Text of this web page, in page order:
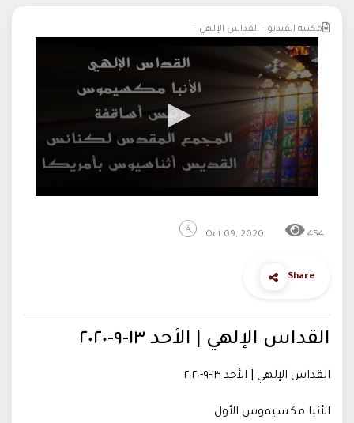
مكتبة الفيديو - القداس الإلهي -
Oct 09, 2020 454
Share
القداس الإلهي | الأحد ١٣-٩-٢٠٢٠
القداس الإلهي | الأحد ١٣-٩-٢٠٢٠
الأنبا مكسيموس الأول